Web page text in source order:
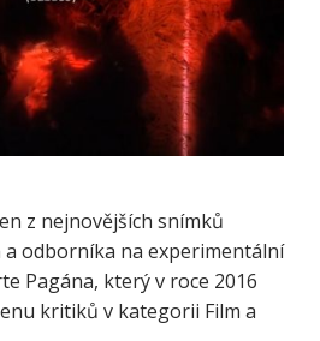
z nejnovějších snímků
a odborníka na experimentální
Pagána, který v roce 2016
kritiků v kategorii Film a